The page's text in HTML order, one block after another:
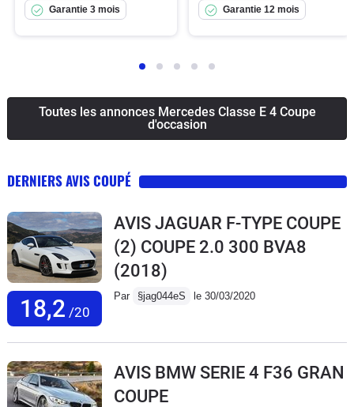
Garantie 3 mois Garantie 12 mois
Toutes les annonces Mercedes Classe E 4 Coupe
d'occasion
DERNIERS AVIS COUPÉ
18,2 /20
AVIS JAGUAR F-TYPE COUPE
(2) COUPE 2.0 300 BVA8
(2018)
Par §jag044eS le 30/03/2020
AVIS BMW SERIE 4 F36 GRAN
COUPE